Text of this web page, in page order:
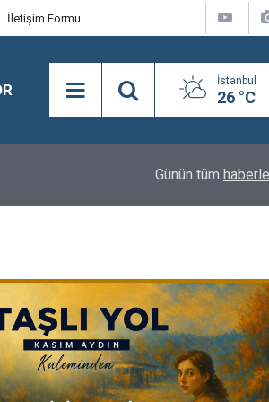
İletişim Formu
İstanbul
26 °C
BEYLİKDÜZÜ’NDE YAZ
Günün tüm